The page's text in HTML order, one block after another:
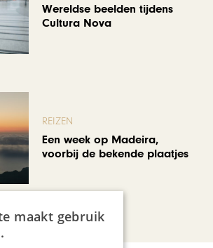
Wereldse beelden tijdens
Cultura Nova
REIZEN
Een week op Madeira,
voorbij de bekende plaatjes
maakt gebruik